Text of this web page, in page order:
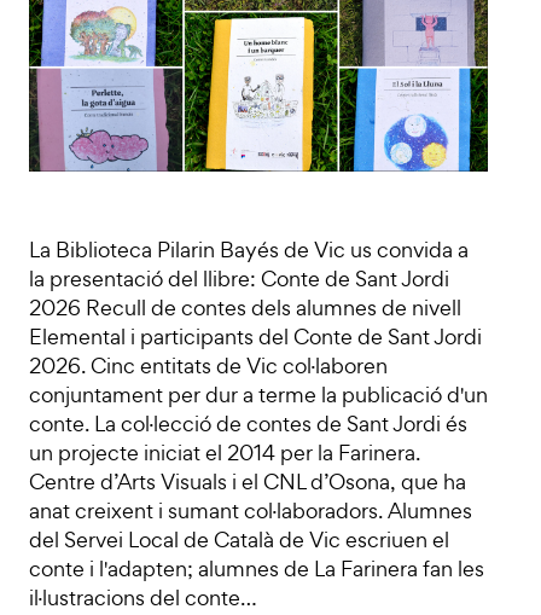
La Biblioteca Pilarin Bayés de Vic us convida a
la presentació del llibre: Conte de Sant Jordi
2026 Recull de contes dels alumnes de nivell
Elemental i participants del Conte de Sant Jordi
2026. Cinc entitats de Vic col·laboren
conjuntament per dur a terme la publicació d'un
conte. La col·lecció de contes de Sant Jordi és
un projecte iniciat el 2014 per la Farinera.
Centre d’Arts Visuals i el CNL d’Osona, que ha
anat creixent i sumant col·laboradors. Alumnes
del Servei Local de Català de Vic escriuen el
conte i l'adapten; alumnes de La Farinera fan les
il·lustracions del conte…